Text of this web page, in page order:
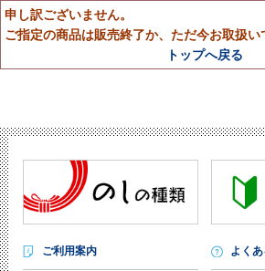
申し訳ございません。
ご指定の商品は販売終了か、ただ今お取扱い
トップへ戻る
ご利用案内 よく